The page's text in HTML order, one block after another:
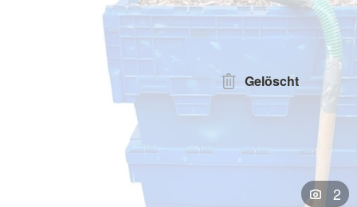
Nachrichten
Anzeige aufgeben
Gelöscht
2